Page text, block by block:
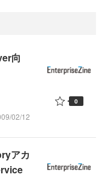
向
02/12
0
アカ